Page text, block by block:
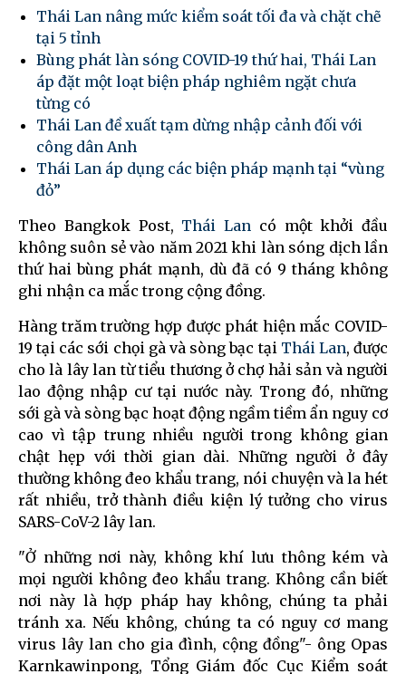
Thái Lan nâng mức kiểm soát tối đa và chặt chẽ
tại 5 tỉnh
Bùng phát làn sóng COVID-19 thứ hai, Thái Lan
áp đặt một loạt biện pháp nghiêm ngặt chưa
từng có
Thái Lan đề xuất tạm dừng nhập cảnh đối với
công dân Anh
Thái Lan áp dụng các biện pháp mạnh tại “vùng
đỏ”
Theo Bangkok Post, Thái Lan có một khởi đầu
không suôn sẻ vào năm 2021 khi làn sóng dịch lần
thứ hai bùng phát mạnh, dù đã có 9 tháng không
ghi nhận ca mắc trong cộng đồng.
Hàng trăm trường hợp được phát hiện mắc COVID-
19 tại các sới chọi gà và sòng bạc tại Thái Lan, được
cho là lây lan từ tiểu thương ở chợ hải sản và người
lao động nhập cư tại nước này. Trong đó, những
sới gà và sòng bạc hoạt động ngầm tiềm ẩn nguy cơ
cao vì tập trung nhiều người trong không gian
chật hẹp với thời gian dài. Những người ở đây
thường không đeo khẩu trang, nói chuyện và la hét
rất nhiều, trở thành điều kiện lý tưởng cho virus
SARS-CoV-2 lây lan.
"Ở những nơi này, không khí lưu thông kém và
mọi người không đeo khẩu trang. Không cần biết
nơi này là hợp pháp hay không, chúng ta phải
tránh xa. Nếu không, chúng ta có nguy cơ mang
virus lây lan cho gia đình, cộng đồng"- ông Opas
Karnkawinpong, Tổng Giám đốc Cục Kiểm soát